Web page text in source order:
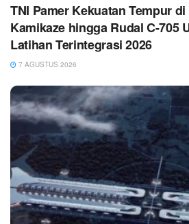
TNI Pamer Kekuatan Tempur
Kamikaze hingga Rudal C-705
Latihan Terintegrasi 2026
7 AGUSTUS 2026